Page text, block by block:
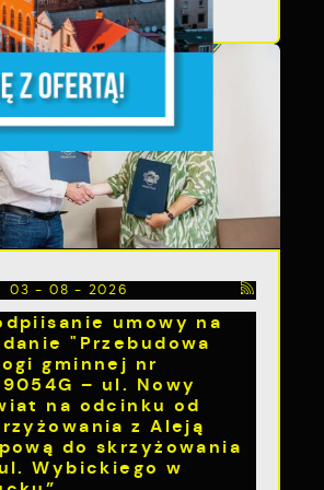
03 - 08 - 2026
umowy na
"Przebudowa
gminnej nr
– ul. Nowy
na odcinku od
z Aleją
do skrzyżowania
Wybickiego w